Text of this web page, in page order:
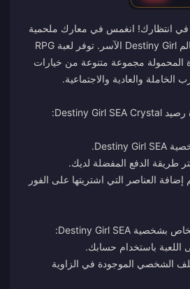
في انتظارك! انغمس في معارك ملحمية
تضم فتيات وتنانين في عالم Destiny Girl الآسر. توفر لعبة RPG
المحمولة مجموعة متنوعة من خيارات
إضافة العناصر التي اشتريتها على الفور
الشخصي الموجودة في الزاوية